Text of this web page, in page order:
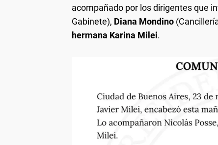
acompañado por los dirigentes que
Gabinete), Diana Mondino
hermana Karina Milei.